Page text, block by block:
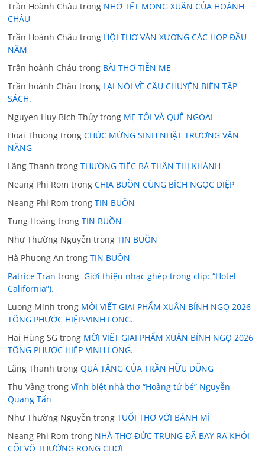
Trần Hoành Châu trong NHỚ TẾT MONG XUÂN CỦA HOÀNH
CHÂU
Trần Hoành Châu trong HỘI THƠ VĂN XƯƠNG CÁC HOP ĐẦU
NĂM
Trần hoành Cháu trong BÀI THƠ TIỄN MẸ
Trần hoành Châu trong LẠI NÓI VỀ CÂU CHUYỆN BIÊN TẬP
SÁCH.
Nguyen Huy Bích Thủy trong MẸ TÔI VÀ QUÊ NGOẠI
Hoai Thuong trongCHÚC MỪNG SINH NHẬT TRƯƠNG VĂN
NĂNG
Lãng Thanh trongTHƯƠNG TIẾC BÀ THÂN THỊ KHÁNH
Neang Phi Rom trongCHIA BUỒN CÙNG BÍCH NGỌC DIỆP
Neang Phi Rom trongTIN BUỒN
Tung Hoàng trongTIN BUỒN
Như Thường Nguyễn trongTIN BUỒN
Hà Phuong An trongTIN BUỒN
Patrice Tran trong Giới thiệu nhạc ghép trong clip: “Hotel
California”).
Luong Minh trong MỜI VIẾT GIAI PHẨM XUÂN BÍNH NGỌ 2026
TỐNG PHƯỚC HIỆP-VINH LONG.
Hai Hùng SG trong MỜI VIẾT GIAI PHẨM XUÂN BÍNH NGỌ 2026
TỐNG PHƯỚC HIỆP-VINH LONG.
Lãng Thanh trongQUÀ TẶNG CỦA TRẦN HỮU DŨNG
Thu Vàng trongVĩnh biệt nhà thơ “Hoàng tử bé” Nguyễn
Quang Tấn
Như Thường Nguyễn trongTUỔI THƠ VỚI BÁNH MÌ
Neang Phi Rom trong NHÀ THƠ ĐỨC TRUNG ĐÃ BAY RA KHỎI
CÕI VÔ THƯỜNG RONG CHƠI